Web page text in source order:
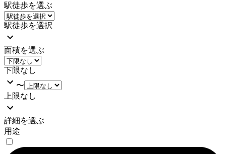
駅徒歩を選ぶ
駅徒歩を選択
面積を選ぶ
下限なし
〜
上限なし
詳細を選ぶ
用途